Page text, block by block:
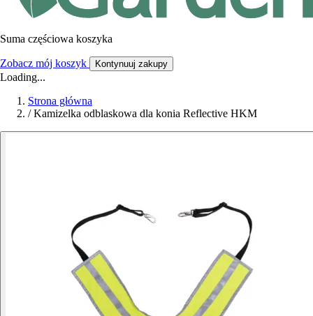
Suma częściowa koszyka
Zobacz mój koszyk Kontynuuj zakupy
Loading...
Strona główna
/ Kamizelka odblaskowa dla konia Reflective HKM